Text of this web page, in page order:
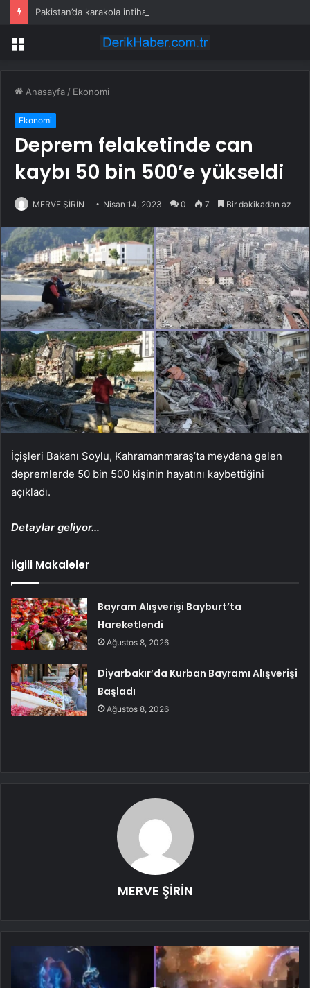
Pakistan’da karakola intihar saldırısı; 7 ölü, 15 yaralı
Menü
Anasayfa / Ekonomi
Ekonomi
Deprem felaketinde can
kaybı 50 bin 500’e yükseldi
MERVE ŞİRİN Nisan 14, 2023 0 7 Bir dakikadan az
İçişleri Bakanı Soylu, Kahramanmaraş’ta meydana gelen
depremlerde 50 bin 500 kişinin hayatını kaybettiğini
açıkladı.
Detaylar geliyor…
İlgili Makaleler
Bayram Alışverişi Bayburt’ta
Hareketlendi
Ağustos 8, 2026
Diyarbakır’da Kurban Bayramı Alışverişi
Başladı
Ağustos 8, 2026
MERVE ŞİRİN